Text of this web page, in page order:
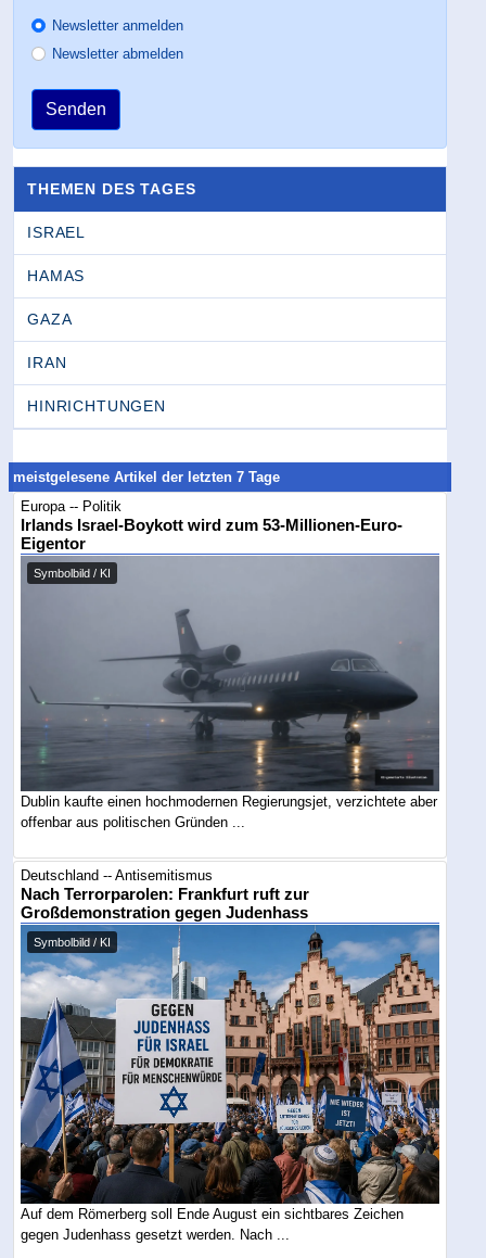
Newsletter anmelden
Newsletter abmelden
Senden
THEMEN DES TAGES
ISRAEL
HAMAS
GAZA
IRAN
HINRICHTUNGEN
meistgelesene Artikel der letzten 7 Tage
Europa -- Politik
Irlands Israel-Boykott wird zum 53-Millionen-Euro-
Eigentor
Symbolbild / KI
Dublin kaufte einen hochmodernen Regierungsjet, verzichtete aber
offenbar aus politischen Gründen ...
Deutschland -- Antisemitismus
Nach Terrorparolen: Frankfurt ruft zur
Großdemonstration gegen Judenhass
Symbolbild / KI
Auf dem Römerberg soll Ende August ein sichtbares Zeichen
gegen Judenhass gesetzt werden. Nach ...